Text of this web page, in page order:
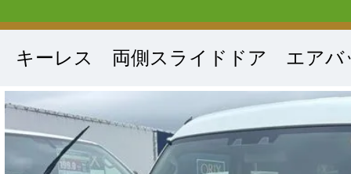
キーレス 両側スライドドア エアバ